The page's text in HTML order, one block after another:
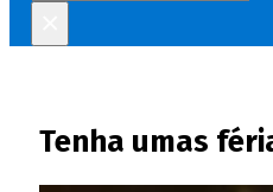
Tenha umas